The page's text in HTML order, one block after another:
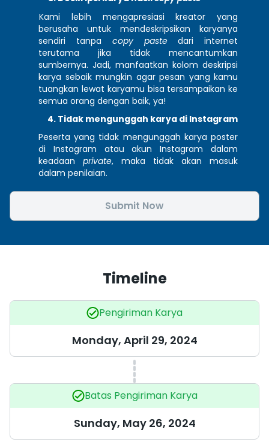
Kami lebih mengapresiasi kreator yang
berusaha untuk mendeskripsikan karyanya
sendiri tanpa copy paste dari internet
terutama jika tidak mencantumkan
sumbernya. Jadi, manfaatkan kolom deskripsi
karya sebaik mungkin agar pesan yang kamu
tuangkan lewat karyamu bisa tersampaikan ke
semua orang dengan baik, ya!
Tidak mengunggah karya di Instagram
Peserta yang tidak mengunggah karya poster
di Instagram atau akun Instagram dalam
keadaan private, maka tidak akan masuk
dalam penilaian.
Submit Now
Timeline
Pengiriman Karya
Monday, April 29, 2024
Batas Pengiriman Karya
Sunday, May 26, 2024